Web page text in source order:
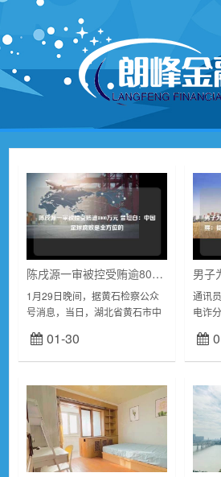
陈戌源一审被控受贿逾8000万元 曾坦白：中国足球腐败是全方位的
1月29日晚间，据黄石检察公众
号消息，当日，湖北省黄石市中
中国足球协会原党委副书记、主
席陈戌源受贿一案。黄石市人民
01-30
通讯
电诈
市汉
徒刑3